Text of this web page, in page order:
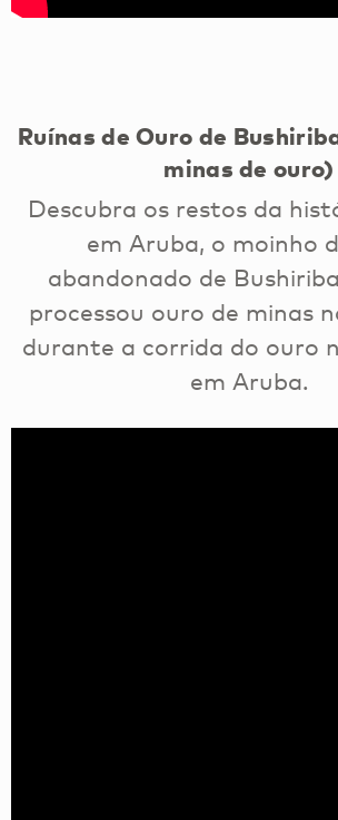
Ruínas de Ouro de
minas de ouro)
Descubra os restos da
em Aruba, o moinho
abandonado de
processou ouro de minas
durante a corrida do ouro
em Aruba.